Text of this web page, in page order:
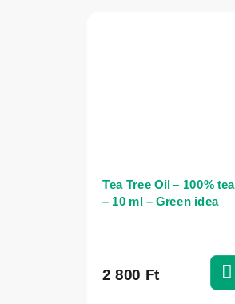
Tea Tree Oil – 100%
– 10 ml – Green idea
2 800 Ft